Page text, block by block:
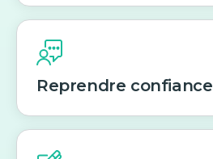
Reprendre confiance